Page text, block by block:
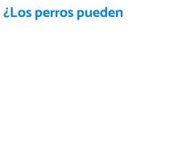
¿Los perros pueden